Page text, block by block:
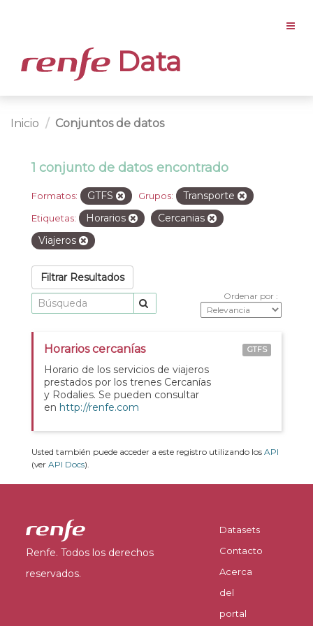
Data
Inicio Conjuntos de datos
1 conjunto de datos encontrado
Formatos: GTFS Grupos: Transporte
Etiquetas: Horarios
Cercanias
Viajeros
Filtrar Resultados
Ordenar por
Horarios cercanías
Horario de los servicios de viajeros
prestados por los trenes Cercanías
y Rodalies. Se pueden consultar
en http://renfe.com
GTFS
Usted también puede acceder a este registro utilizando los API
(ver API Docs).
Renfe. Todos los derechos
reservados.
Datasets
Contacto
Acerca
del
portal